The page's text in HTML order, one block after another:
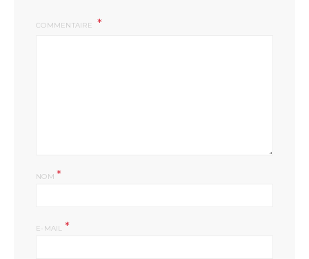
COMMENTAIRE
NOM *
E-MAIL *